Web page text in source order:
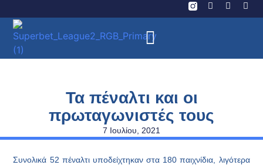
Τα πέναλτι και οι
πρωταγωνιστές τους
7 Ιουλίου, 2021
Συνολικά 52 πέναλτι υποδείχτηκαν στα 180 παιχνίδια, λιγότερα